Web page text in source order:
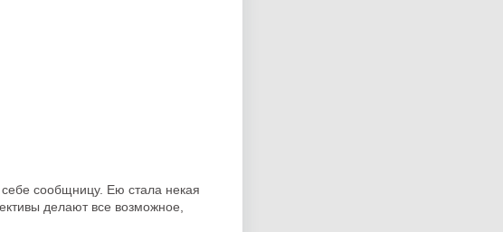
сообщницу. Ею стала некая
делают все возможное,